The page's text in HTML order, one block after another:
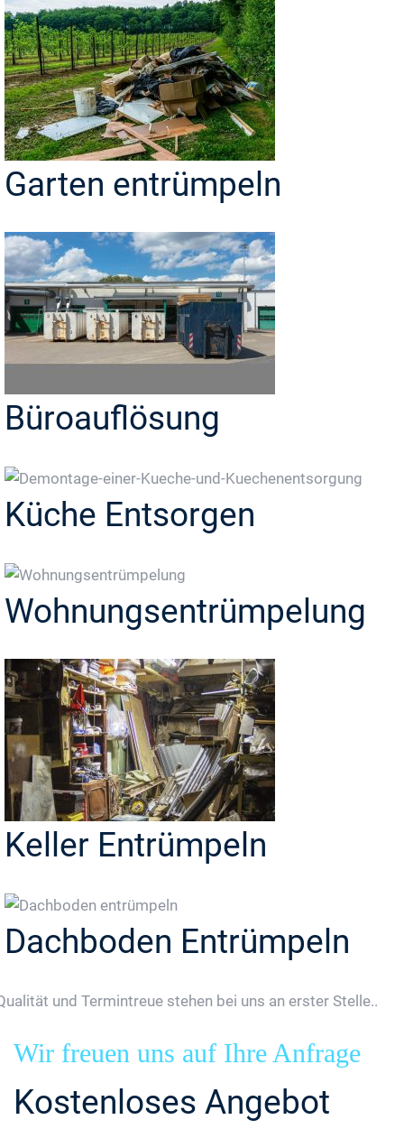
Garten entrümpeln
Büroauflösung
Küche Entsorgen
Wohnungsentrümpelung
Keller Entrümpeln
Dachboden Entrümpeln
und Termintreue stehen bei uns an erster Stelle..
Wir freuen uns auf Ihre Anfrage
Kostenloses Angebot